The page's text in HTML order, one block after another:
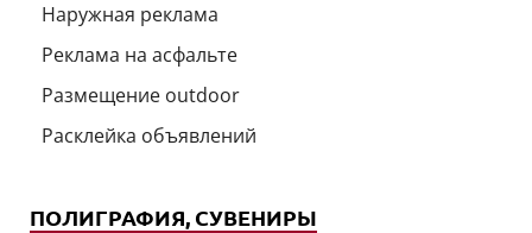
Наружная реклама
Реклама на асфальте
Размещение outdoor
Расклейка объявлений
ПОЛИГРАФИЯ, СУВЕНИРЫ